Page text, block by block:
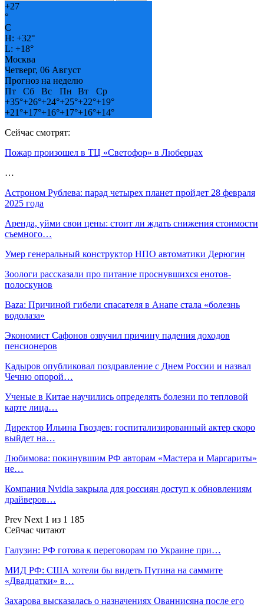
+27
°
C
H: +32°
L: +18°
Москва
Четверг, 06 Август
Прогноз на неделю
Пт
Сб Вс Пн Вт
Ср
+35°+26°+24°+25°+22°+19°
+21°+17°+16°+17°+16°+14°
Сейчас смотрят:
Пожар произошел в ТЦ «Светофор» в Люберцах
…
Астроном Рублева: парад четырех планет пройдет 28 февраля
2025 года
Аренда, уйми свои цены: стоит ли ждать снижения стоимости
съемного…
Умер генеральный конструктор НПО автоматики Дерюгин
Зоологи рассказали про питание проснувшихся енотов-
полоскунов
Baza: Причиной гибели спасателя в Анапе стала «болезнь
водолаза»
Экономист Сафонов озвучил причину падения доходов
пенсионеров
Кадыров опубликовал поздравление с Днем России и назвал
Чечню опорой…
Ученые в Китае научились определять болезни по тепловой
карте лица…
Директор Ильина Гвоздев: госпитализированный актер скоро
выйдет на…
Любимова: покинувшим РФ авторам «Мастера и Маргариты»
не…
Компания Nvidia закрыла для россиян доступ к обновлениям
драйверов…
Prev Next 1 из 1 185
Сейчас читают
Галузин: РФ готова к переговорам по Украине при…
МИД РФ: США хотели бы видеть Путина на саммите
«Двадцатки» в…
Захарова высказалась о назначениях Ованнисяна после его